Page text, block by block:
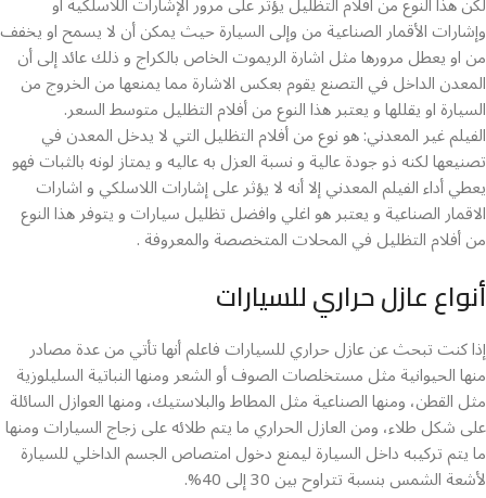
وإشارات الأقمار الصناعية من وإلى السيارة حيث يمكن أن لا يسمح او يخفف
من او يعطل مرورها مثل اشارة الريموت الخاص بالكراج و ذلك عائد إلى أن
المعدن الداخل في التصنع يقوم بعكس الاشارة مما يمنعها من الخروج من
السيارة او يقللها و يعتبر هذا النوع من أفلام التظليل متوسط السعر.
الفيلم غير المعدني: هو نوع من أفلام التظليل التي لا يدخل المعدن في
تصنيعها لكنه ذو جودة عالية و نسبة العزل به عاليه و يمتاز لونه بالثبات فهو
يعطي أداء الفيلم المعدني إلا أنه لا يؤثر على إشارات اللاسلكي و اشارات
الاقمار الصناعية و يعتبر هو اغلي وافضل تظليل سيارات و يتوفر هذا النوع
من أفلام التظليل في المحلات المتخصصة والمعروفة .
أنواع عازل حراري للسيارات
إذا كنت تبحث عن عازل حراري للسيارات فاعلم أنها تأتي من عدة مصادر
منها الحيوانية مثل مستخلصات الصوف أو الشعر ومنها النباتية السليلوزية
مثل القطن، ومنها الصناعية مثل المطاط والبلاستيك، ومنها العوازل السائلة
على شكل طلاء، ومن العازل الحراري ما يتم طلائه على زجاج السيارات ومنها
ما يتم تركيبه داخل السيارة ليمنع دخول امتصاص الجسم الداخلي للسيارة
لأشعة الشمس بنسبة تتراوح بين 30 إلى 40%.